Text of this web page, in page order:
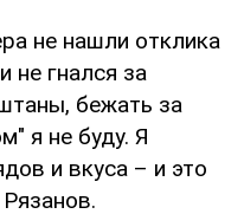
не нашли отклика
не гнался за
бежать за
я не буду. Я
и вкуса – и это